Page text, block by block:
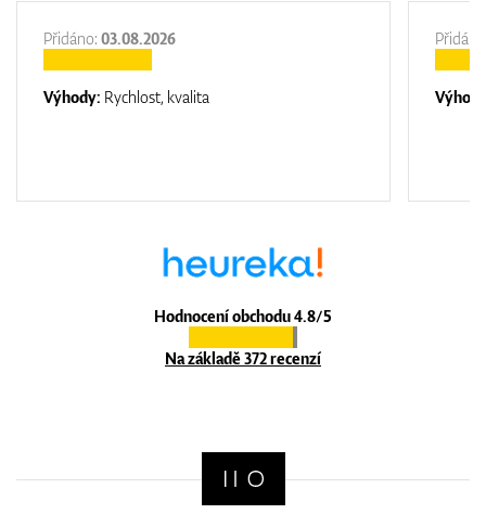
Hodnocení obchodu 4.8/5
Na základě 372 recenzí
Přidáno: 03.08.2026
Výhody: Rychlost, kvalita